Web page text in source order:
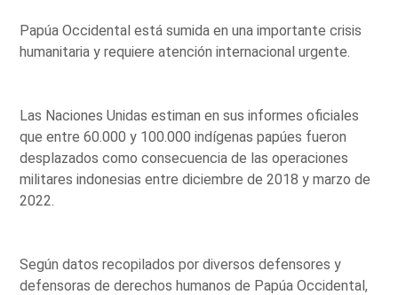
Papúa Occidental está sumida en una importante crisis
humanitaria y requiere atención internacional urgente.
Las Naciones Unidas estiman en sus informes oficiales
que entre 60.000 y 100.000 indígenas papúes fueron
desplazados como consecuencia de las operaciones
militares indonesias entre diciembre de 2018 y marzo de
2022.
Según datos recopilados por diversos defensores y
defensoras de derechos humanos de Papúa Occidental,